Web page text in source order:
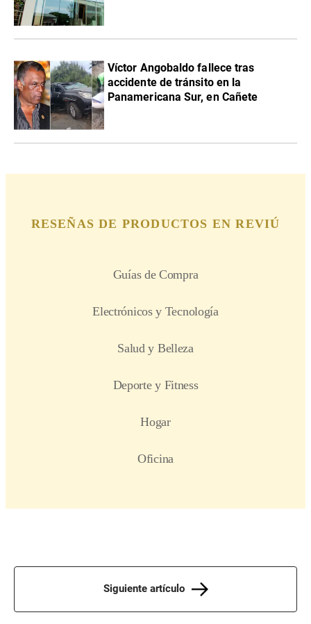
Víctor Angobaldo fallece tras
accidente de tránsito en la
Panamericana Sur, en Cañete
Siguiente artículo